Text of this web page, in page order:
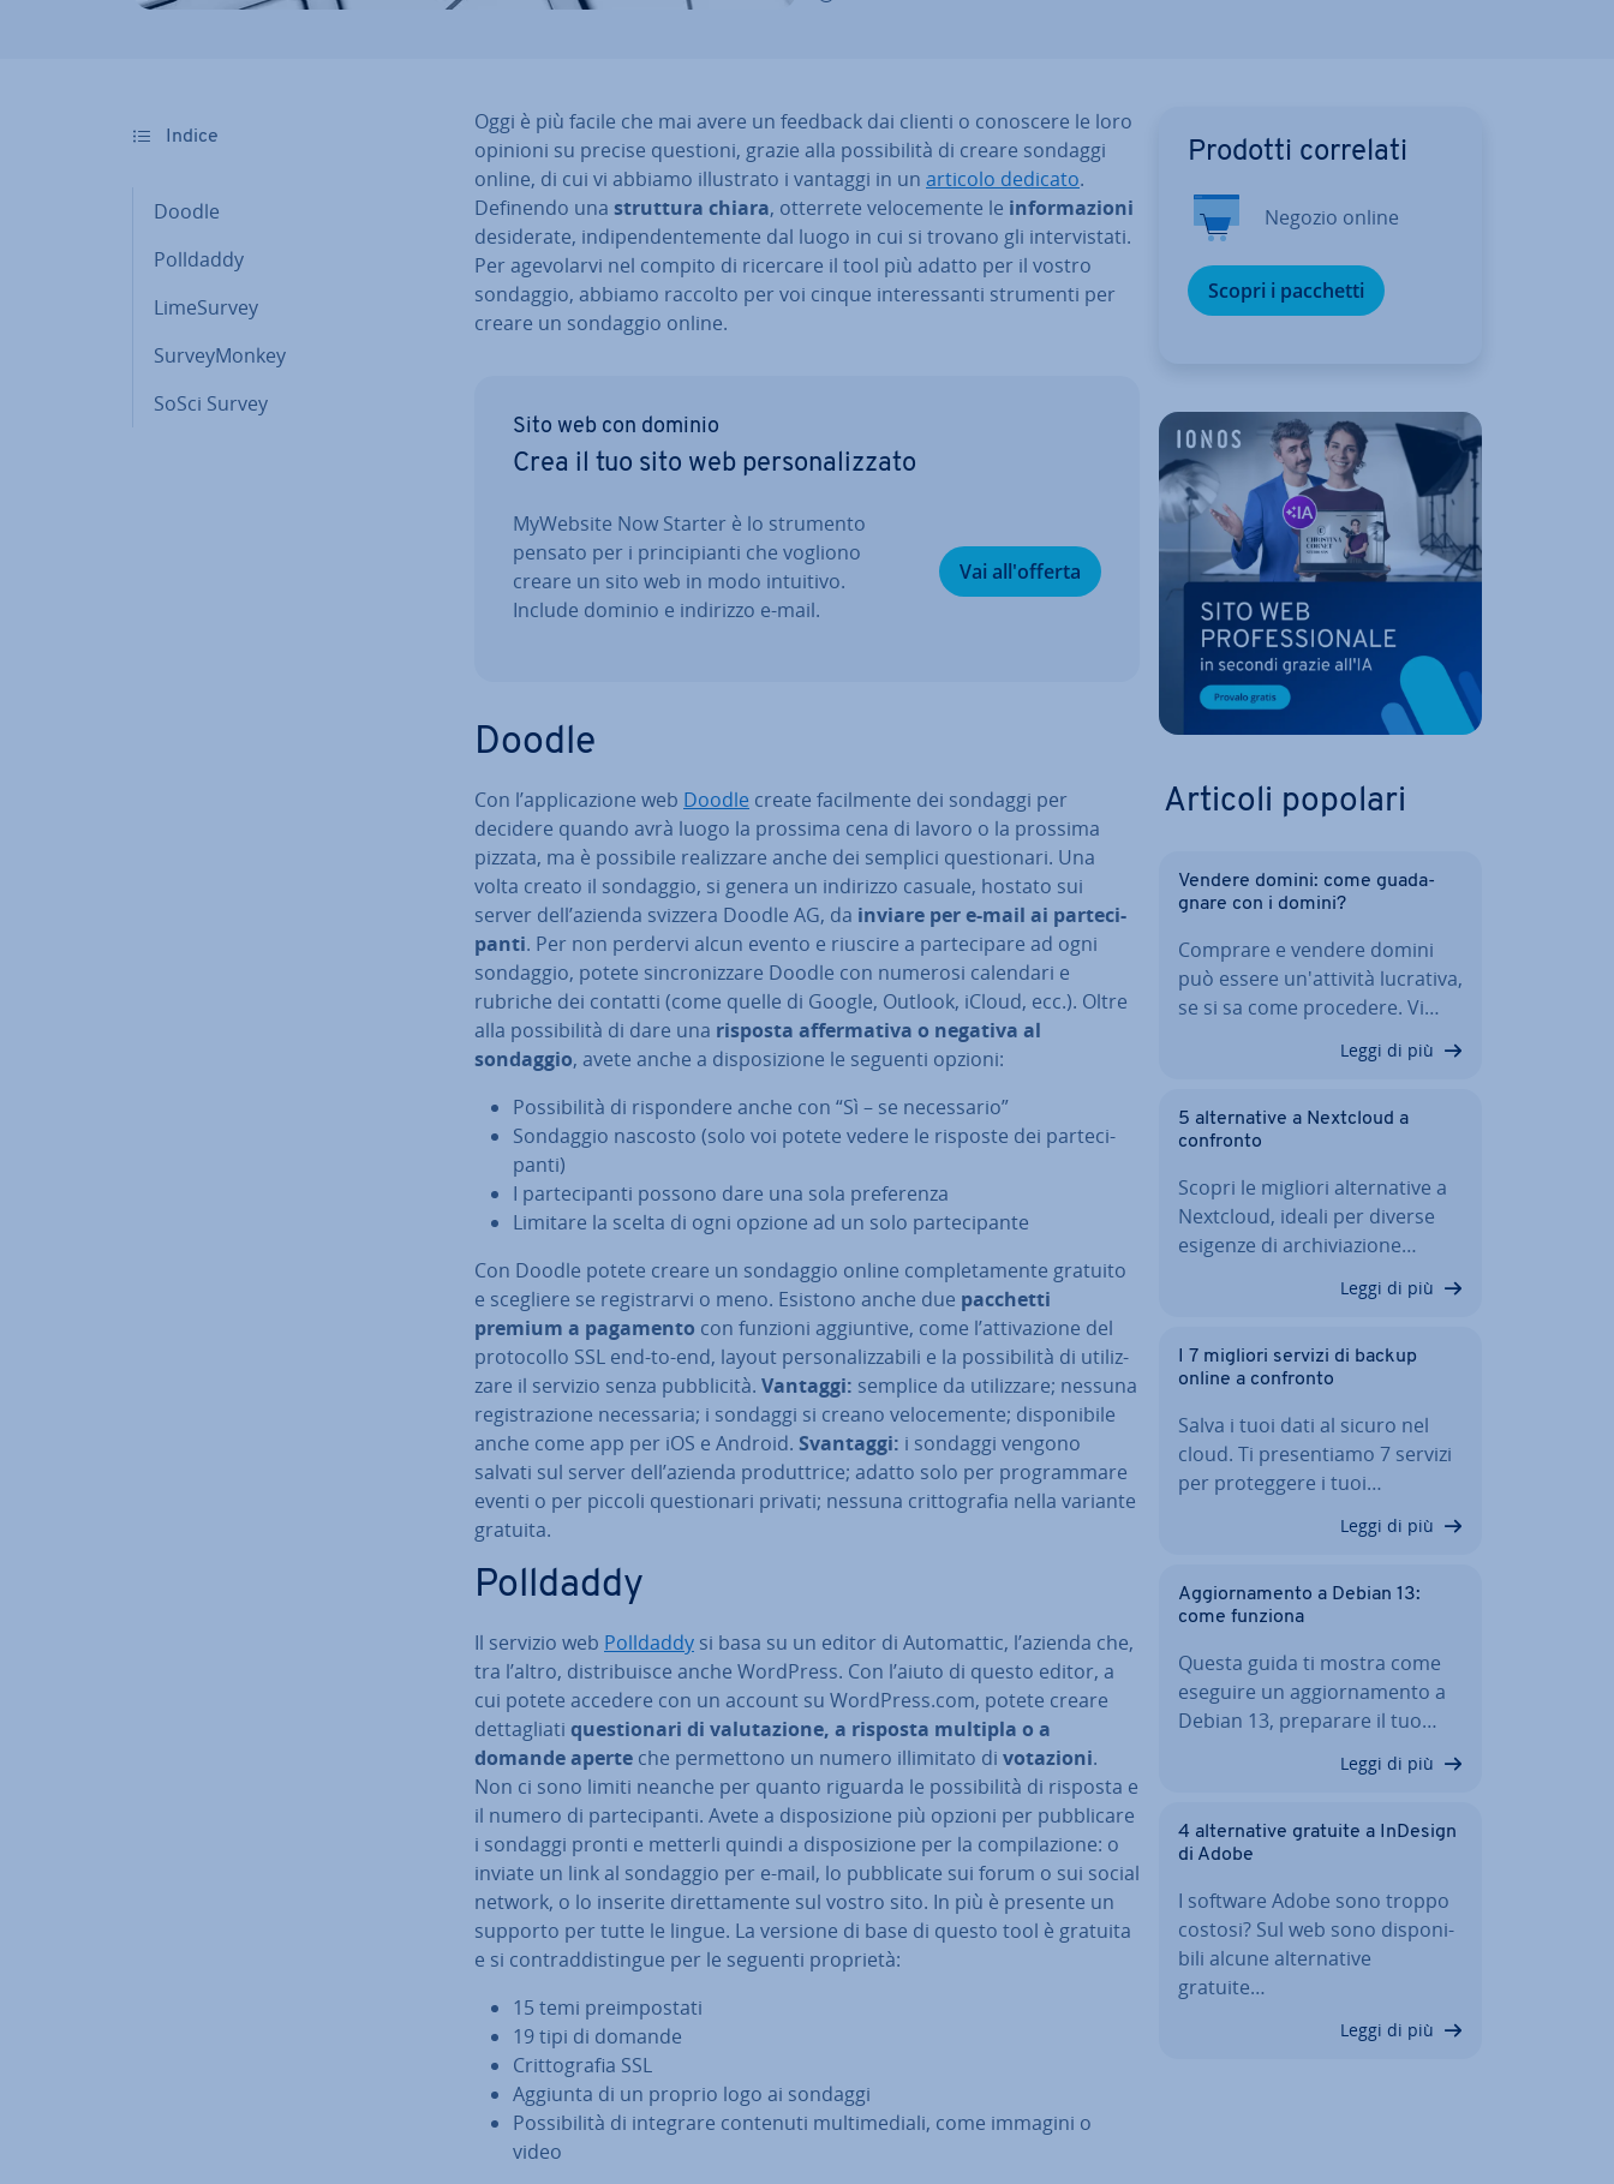
Indice
Doodle
Polldaddy
Li­me­Sur­vey
Sur­vey­Mon­key
SoSci Survey
Oggi è più facile che mai avere un feedback dai clienti o conoscere le loro
opinioni su precise questioni, grazie alla pos­si­bi­li­tà di creare sondaggi
online, di cui vi abbiamo il­lu­stra­to i vantaggi in un articolo dedicato.
Definendo una struttura chiara, otterrete ve­lo­ce­men­te le in­for­ma­zio­ni
de­si­de­ra­te, in­di­pen­den­te­men­te dal luogo in cui si trovano gli in­ter­vi­sta­ti.
Per age­vo­lar­vi nel compito di ricercare il tool più adatto per il vostro
sondaggio, abbiamo raccolto per voi cinque in­te­res­san­ti strumenti per
creare un sondaggio online.
Sito web con dominio
Crea il tuo sito web per­so­na­liz­za­to
MyWebsite Now Starter è lo strumento
pensato per i prin­ci­pian­ti che vogliono
creare un sito web in modo intuitivo.
Include dominio e indirizzo e-mail.
Vai al­l'of­fer­ta
Doodle
Con l’ap­pli­ca­zio­ne web Doodle create fa­cil­men­te dei sondaggi per
decidere quando avrà luogo la prossima cena di lavoro o la prossima
pizzata, ma è possibile rea­liz­za­re anche dei semplici que­stio­na­ri. Una
volta creato il sondaggio, si genera un indirizzo casuale, hostato sui
server dell’azienda svizzera Doodle AG, da inviare per e-mail ai par­te­ci­
pan­ti. Per non perdervi alcun evento e riuscire a par­te­ci­pa­re ad ogni
sondaggio, potete sin­cro­niz­za­re Doodle con numerosi calendari e
rubriche dei contatti (come quelle di Google, Outlook, iCloud, ecc.). Oltre
alla pos­si­bi­li­tà di dare una risposta af­fer­ma­ti­va o negativa al
sondaggio, avete anche a di­spo­si­zio­ne le seguenti opzioni:
Pos­si­bi­li­tà di ri­spon­de­re anche con “Sì – se ne­ces­sa­rio”
Sondaggio nascosto (solo voi potete vedere le risposte dei par­te­ci­
pan­ti)
I par­te­ci­pan­ti possono dare una sola pre­fe­ren­za
Limitare la scelta di ogni opzione ad un solo par­te­ci­pan­te
Con Doodle potete creare un sondaggio online com­ple­ta­men­te gratuito
e scegliere se re­gi­strar­vi o meno. Esistono anche due pacchetti
premium a pagamento con funzioni ag­giun­ti­ve, come l’at­ti­va­zio­ne del
pro­to­col­lo SSL end-to-end, layout per­so­na­liz­za­bi­li e la pos­si­bi­li­tà di uti­liz­
za­re il servizio senza pub­bli­ci­tà. Vantaggi: semplice da uti­liz­za­re; nessuna
re­gi­stra­zio­ne ne­ces­sa­ria; i sondaggi si creano ve­lo­ce­men­te; di­spo­ni­bi­le
anche come app per iOS e Android. Svantaggi: i sondaggi vengono
salvati sul server dell’azienda pro­dut­tri­ce; adatto solo per pro­gram­ma­re
eventi o per piccoli que­stio­na­ri privati; nessuna crit­to­gra­fia nella variante
gratuita.
Polldaddy
Il servizio web Polldaddy si basa su un editor di Au­to­mat­tic, l’azienda che,
tra l’altro, di­stri­bui­sce anche WordPress. Con l’aiuto di questo editor, a
cui potete accedere con un account su WordPress.com, potete creare
det­ta­glia­ti que­stio­na­ri di va­lu­ta­zio­ne, a risposta multipla o a
domande aperte che per­met­to­no un numero il­li­mi­ta­to di votazioni.
Non ci sono limiti neanche per quanto riguarda le pos­si­bi­li­tà di risposta e
il numero di par­te­ci­pan­ti. Avete a di­spo­si­zio­ne più opzioni per pub­bli­ca­re
i sondaggi pronti e metterli quindi a di­spo­si­zio­ne per la com­pi­la­zio­ne: o
inviate un link al sondaggio per e-mail, lo pub­bli­ca­te sui forum o sui social
network, o lo inserite di­ret­ta­men­te sul vostro sito. In più è presente un
supporto per tutte le lingue. La versione di base di questo tool è gratuita
e si con­trad­di­stin­gue per le seguenti proprietà:
15 temi pre­im­po­sta­ti
19 tipi di domande
Crit­to­gra­fia SSL
Aggiunta di un proprio logo ai sondaggi
Pos­si­bi­li­tà di integrare contenuti mul­ti­me­dia­li, come immagini o
video
Prodotti correlati
Negozio online
Scopri i pacchetti
Articoli popolari
Vendere domini: come gua­da­
gna­re con i domini?
Comprare e vendere domini
può essere un'at­ti­vi­tà lucrativa,
se si sa come procedere. Vi…
Leggi di più
5 al­ter­na­ti­ve a Nextcloud a
confronto
Scopri le migliori al­ter­na­ti­ve a
Nextcloud, ideali per diverse
esigenze di ar­chi­via­zio­ne…
Leggi di più
I 7 migliori servizi di backup
online a confronto
Salva i tuoi dati al sicuro nel
cloud. Ti pre­sen­tia­mo 7 servizi
per pro­teg­ge­re i tuoi…
Leggi di più
Ag­gior­na­men­to a Debian 13:
come funziona
Questa guida ti mostra come
eseguire un ag­gior­na­men­to a
Debian 13, preparare il tuo…
Leggi di più
4 al­ter­na­ti­ve gratuite a InDesign
di Adobe
I software Adobe sono troppo
costosi? Sul web sono di­spo­ni­
bi­li alcune al­ter­na­ti­ve
gratuite…
Leggi di più